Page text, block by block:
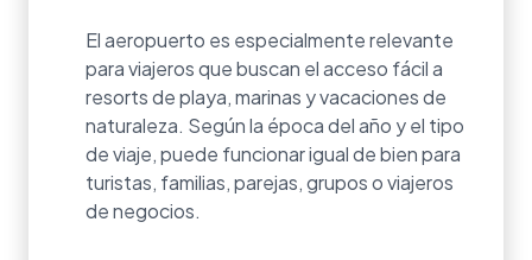
El aeropuerto es especialmente relevante
para viajeros que buscan el acceso fácil a
resorts de playa, marinas y vacaciones de
naturaleza. Según la época del año y el tipo
de viaje, puede funcionar igual de bien para
turistas, familias, parejas, grupos o viajeros
de negocios.